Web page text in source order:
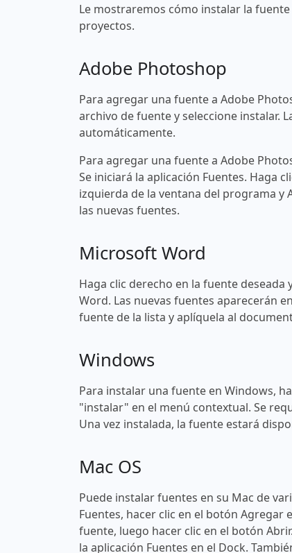
Le mostraremos cómo instalar la
proyectos.
Adobe Photoshop
Para agregar una fuente a Adobe
archivo de fuente y seleccione instalar.
automáticamente.
Para agregar una fuente a Adobe
Se iniciará la aplicación Fuentes. Haga
izquierda de la ventana del programa
las nuevas fuentes.
Microsoft Word
Haga clic derecho en la fuente
Word. Las nuevas fuentes aparecerán
fuente de la lista y aplíquela al
Windows
Para instalar una fuente en Windows,
"instalar" en el menú contextual. Se
Una vez instalada, la fuente estará
Mac OS
Puede instalar fuentes en su Mac de
Fuentes, hacer clic en el botón Agregar
fuente, luego hacer clic en el botón
la aplicación Fuentes en el Dock.